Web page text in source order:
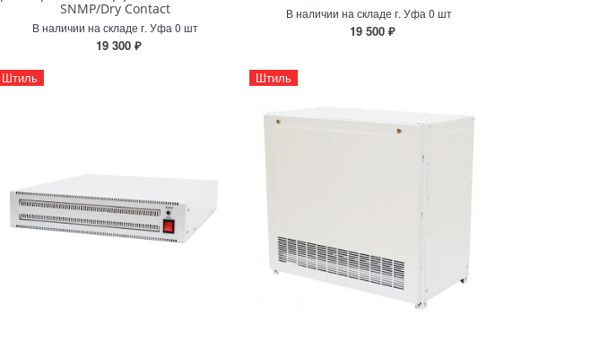
SNMP/Dry Contact
В наличии на складе г. Уфа 0 шт
19 300 ₽
В наличии на складе г. Уфа 0 шт
19 500 ₽
Штиль Штиль